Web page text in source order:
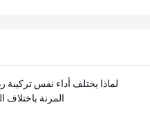
لماذا يختلف أداء نفس تركيبة
المرنة